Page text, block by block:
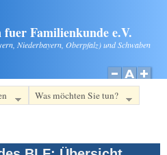
fuer Familienkunde e.V.
Niederbayern, Oberpfalz) und Schwaben
Was möchten Sie tun?